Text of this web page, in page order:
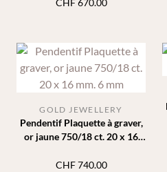
Pendentif Plaquette à graver,
or jaune 750/18 ct. 20 x 16
GOLD JEWELLERY
CHF740.00